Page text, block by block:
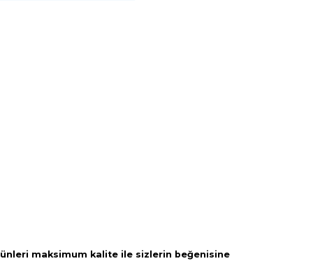
maksimum kalite ile sizlerin beğenisine